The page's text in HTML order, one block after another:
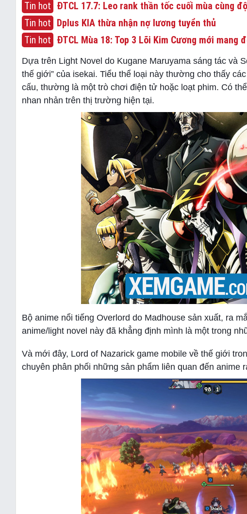
Tin hot ĐTCL 17.7: Leo rank thần tốc cuối mùa cùng
Tin hot Dplus KIA thừa nhận nợ lương tuyển thủ
Tin hot ĐTCL Mùa 18: Top 3 Lõi Kim Cương mới mang
Dựa trên Light Novel do Kugane Maruyama sáng tác và
thế giới” của isekai. Tiểu thể loại này thường cho thấy
cấu, thường là một trò chơi điện tử hoặc loạt phim. Có
nhan nhản trên thị trường hiện tại.
Bộ anime nổi tiếng Overlord do Madhouse sản xuất, ra
anime/light novel này đã khẳng định mình là một trong
Và mới đây, Lord of Nazarick game mobile về thế giới
chuyên phân phối những sản phẩm liên quan đến anime